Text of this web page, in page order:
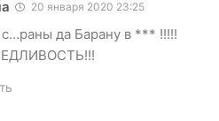
20 января 2020 23:25
да Барану в *** !!!!!